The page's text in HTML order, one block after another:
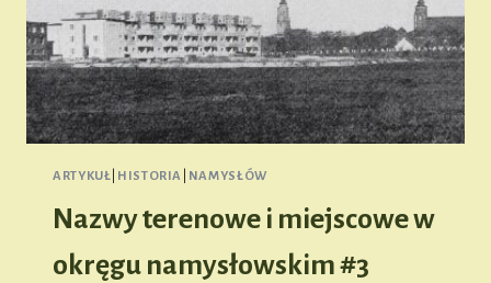
ARTYKUŁ HISTORIA NAMYSŁÓW
Nazwy terenowe i miejscowe w
okręgu namysłowskim #3